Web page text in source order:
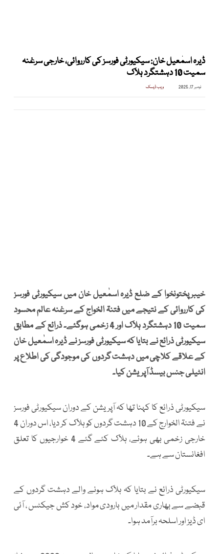
ڈیرہ اسمٰعیل خان: سیکیورٹی فورسز کی کارروائی، خارجی سرغنہ
سمیت 10 دہشتگرد ہلاک
نومبر 17, 2025 ویب ڈیسک
خیبرپختونخوا کے ضلع ڈیرہ اسمٰعیل خان میں سیکیورٹی فورسز
کی کارروائی کے نتیجے میں فتنۃ الخواج کے سرغنہ عالم محسود
سمیت 10 دہشتگرد ہلاک اور 4 زخمی ہوگئے۔ ذرائع کے مطابق
سیکیورٹی ذرائع نے بتایا کہ سیکیورٹی فورسز نے ڈیرہ اسمٰعیل خان
کے علاقے کلاچی میں دہشت گردوں کی موجودگی کی اطلاع پر
انٹیلی جنس بیسڈ آپریشن کیا۔
سیکیورٹی ذرائع کا کہنا تھا کہ آپریشن کے دوران سیکیورٹی فورسز
نے فتنۃ الخوارج کے 10 دہشت گردوں کو ہلاک کر دیا، اس دوران 4
خارجی زخمی بھی ہوئے، ہلاک کئے گئے 4 خوارجیوں کا تعلق
افغانستان سے ہے۔
سیکیورٹی ذرائع نے بتایا کہ ہلاک ہونے والے دہشت گردوں کے
قبضے سے بھاری مقدار میں بارودی مواد، خود کش جیکٹس ، آئی
ای ڈیز اور اسلحہ برآمد ہوا۔